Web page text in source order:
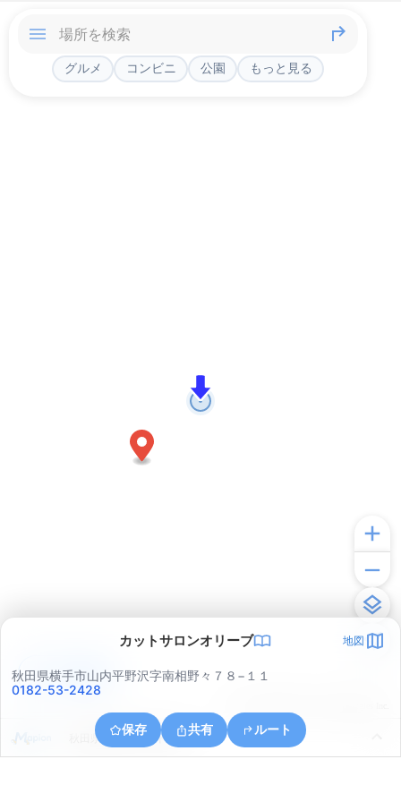
グルメ コンビニ 公園 もっと見る
カットサロンオリーブ 地図
秋田県横手市山内平野沢字南相野々７８−１１
0182-53-2428
保存 共有 ルート
秋田県横手市山内平野沢
アプリで見る